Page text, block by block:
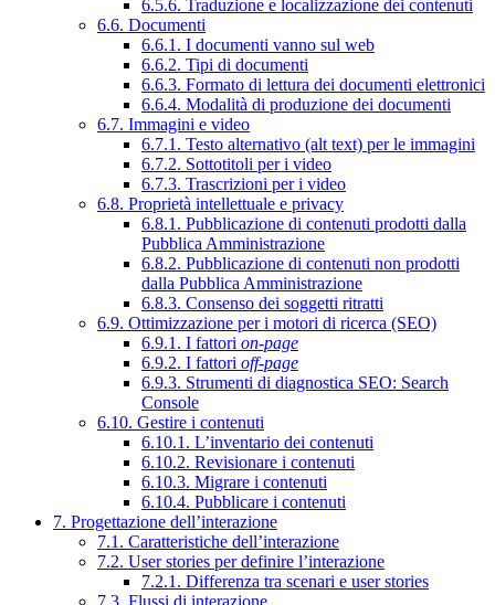
6.5.6. Traduzione e localizzazione dei contenuti
6.6. Documenti
6.6.1. I documenti vanno sul web
6.6.2. Tipi di documenti
6.6.3. Formato di lettura dei documenti elettronici
6.6.4. Modalità di produzione dei documenti
6.7. Immagini e video
6.7.1. Testo alternativo (alt text) per le immagini
6.7.2. Sottotitoli per i video
6.7.3. Trascrizioni per i video
6.8. Proprietà intellettuale e privacy
6.8.1. Pubblicazione di contenuti prodotti dalla
Pubblica Amministrazione
6.8.2. Pubblicazione di contenuti non prodotti
dalla Pubblica Amministrazione
6.8.3. Consenso dei soggetti ritratti
6.9. Ottimizzazione per i motori di ricerca (SEO)
6.9.1. I fattori on-page
6.9.2. I fattori off-page
6.9.3. Strumenti di diagnostica SEO: Search
Console
6.10. Gestire i contenuti
6.10.1. L’inventario dei contenuti
6.10.2. Revisionare i contenuti
6.10.3. Migrare i contenuti
6.10.4. Pubblicare i contenuti
7. Progettazione dell’interazione
7.1. Caratteristiche dell’interazione
7.2. User stories per definire l’interazione
7.2.1. Differenza tra scenari e user stories
7.3. Flussi di interazione